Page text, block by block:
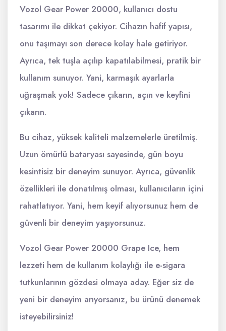
Vozol Gear Power 20000, kullanıcı dostu
tasarımı ile dikkat çekiyor. Cihazın hafif yapısı,
onu taşımayı son derece kolay hale getiriyor.
Ayrıca, tek tuşla açılıp kapatılabilmesi, pratik bir
kullanım sunuyor. Yani, karmaşık ayarlarla
uğraşmak yok! Sadece çıkarın, açın ve keyfini
çıkarın.
Bu cihaz, yüksek kaliteli malzemelerle üretilmiş.
Uzun ömürlü bataryası sayesinde, gün boyu
kesintisiz bir deneyim sunuyor. Ayrıca, güvenlik
özellikleri ile donatılmış olması, kullanıcıların içini
rahatlatıyor. Yani, hem keyif alıyorsunuz hem de
güvenli bir deneyim yaşıyorsunuz.
Vozol Gear Power 20000 Grape Ice, hem
lezzeti hem de kullanım kolaylığı ile e-sigara
tutkunlarının gözdesi olmaya aday. Eğer siz de
yeni bir deneyim arıyorsanız, bu ürünü denemek
isteyebilirsiniz!